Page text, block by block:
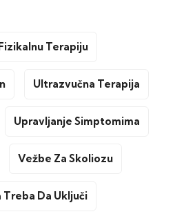
Terapiju
Ultrazvučna Terapija
Upravljanje Simptomima
Vežbe Za Skoliozu
Da Uključi